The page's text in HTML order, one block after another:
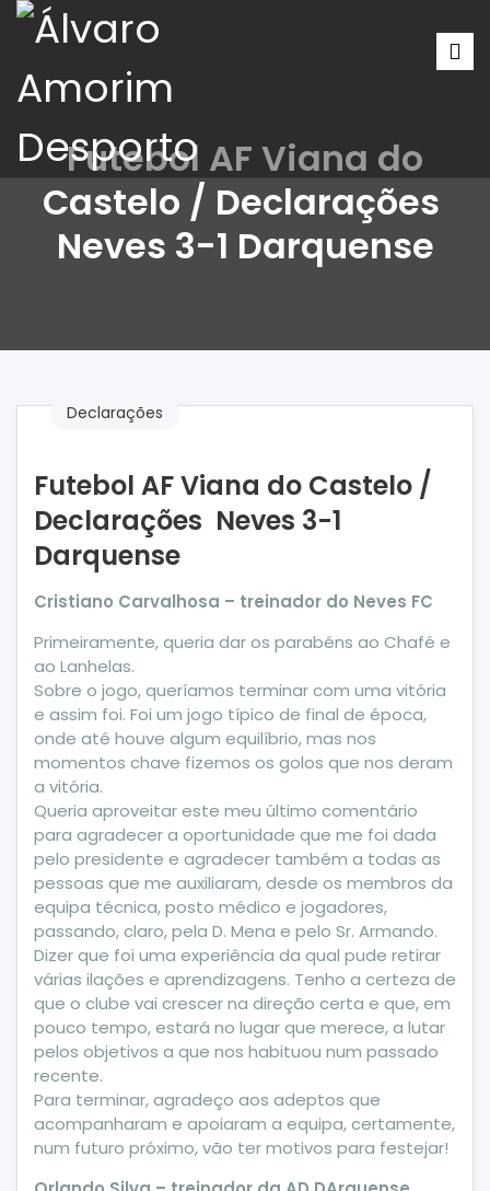
Futebol AF Viana do
Castelo / Declarações
Neves 3-1 Darquense
Declarações
Futebol AF Viana do Castelo /
Declarações Neves 3-1
Darquense
Cristiano Carvalhosa – treinador do Neves FC
Primeiramente, queria dar os parabéns ao Chafé e
ao Lanhelas.
Sobre o jogo, queríamos terminar com uma vitória
e assim foi. Foi um jogo típico de final de época,
onde até houve algum equilíbrio, mas nos
momentos chave fizemos os golos que nos deram
a vitória.
Queria aproveitar este meu último comentário
para agradecer a oportunidade que me foi dada
pelo presidente e agradecer também a todas as
pessoas que me auxiliaram, desde os membros da
equipa técnica, posto médico e jogadores,
passando, claro, pela D. Mena e pelo Sr. Armando.
Dizer que foi uma experiência da qual pude retirar
várias ilações e aprendizagens. Tenho a certeza de
que o clube vai crescer na direção certa e que, em
pouco tempo, estará no lugar que merece, a lutar
pelos objetivos a que nos habituou num passado
recente.
Para terminar, agradeço aos adeptos que
acompanharam e apoiaram a equipa, certamente,
num futuro próximo, vão ter motivos para festejar!